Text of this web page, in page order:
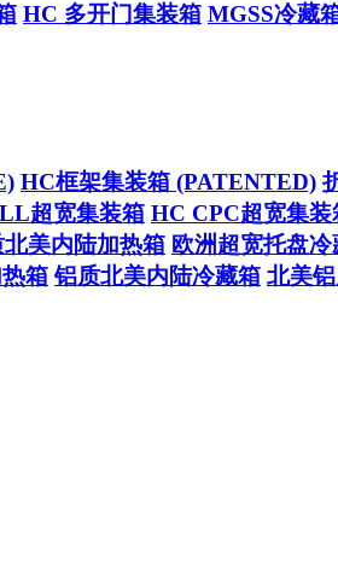
HC 多开门集装箱 MGSS冷藏
HC框架集装箱 (PATENTED)
超宽集装箱 HC CPC超宽集装
美内陆加热箱 欧洲超宽托盘冷
箱 铝质北美内陆冷藏箱 北美